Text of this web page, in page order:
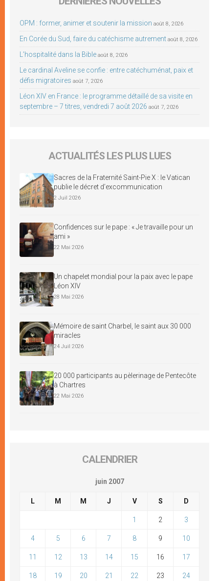
OPM : former, animer et soutenir la mission août 8, 2026
En Corée du Sud, faire du catéchisme autrement août 8, 2026
L’hospitalité dans la Bible août 8, 2026
Le cardinal Aveline se confie : entre catéchuménat, paix et
défis migratoires août 7, 2026
Léon XIV en France : le programme détaillé de sa visite en
septembre – 7 titres, vendredi 7 août 2026 août 7, 2026
ACTUALITÉS LES PLUS LUES
Sacres de la Fraternité Saint-Pie X : le Vatican
publie le décret d’excommunication
2 Juil 2026
Confidences sur le pape : « Je travaille pour un
ami »
22 Mai 2026
Un chapelet mondial pour la paix avec le pape
Léon XIV
28 Mai 2026
Mémoire de saint Charbel, le saint aux 30 000
miracles
24 Juil 2026
20 000 participants au pèlerinage de Pentecôte
à Chartres
22 Mai 2026
CALENDRIER
juin 2007
L M M J V S D
1 2 3
4 5 6 7 8 9 10
11 12 13 14 15 16 17
18 19 20 21 22 23 24